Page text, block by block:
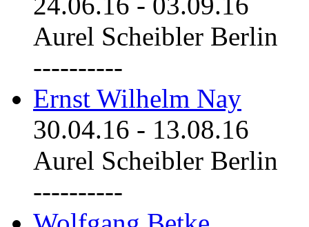
Aurel Scheibler Berlin
----------
Ernst Wilhelm Nay
30.04.16 - 13.08.16
Aurel Scheibler Berlin
----------